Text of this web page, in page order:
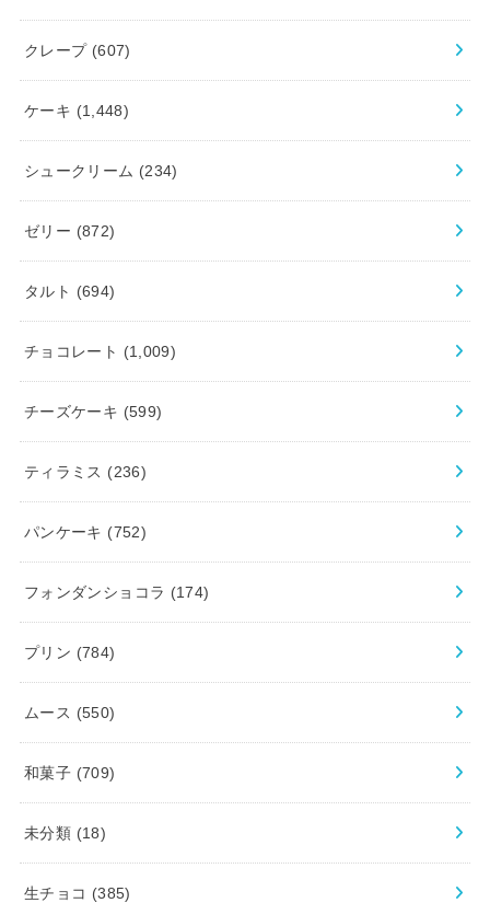
クレープ (607)
ケーキ (1,448)
シュークリーム (234)
ゼリー (872)
タルト (694)
チョコレート (1,009)
チーズケーキ (599)
ティラミス (236)
パンケーキ (752)
フォンダンショコラ (174)
プリン (784)
ムース (550)
和菓子 (709)
未分類 (18)
生チョコ (385)